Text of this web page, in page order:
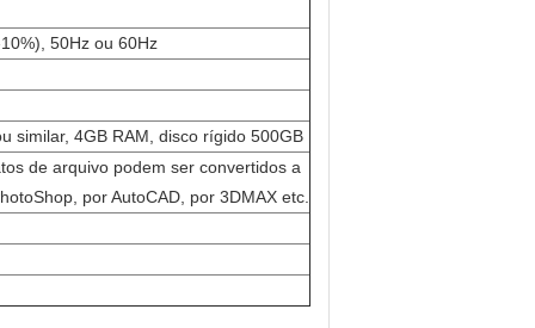
50Hz ou 60Hz
similar, 4GB RAM, disco rígido 500GB
de arquivo podem ser convertidos a
por AutoCAD, por 3DMAX etc.